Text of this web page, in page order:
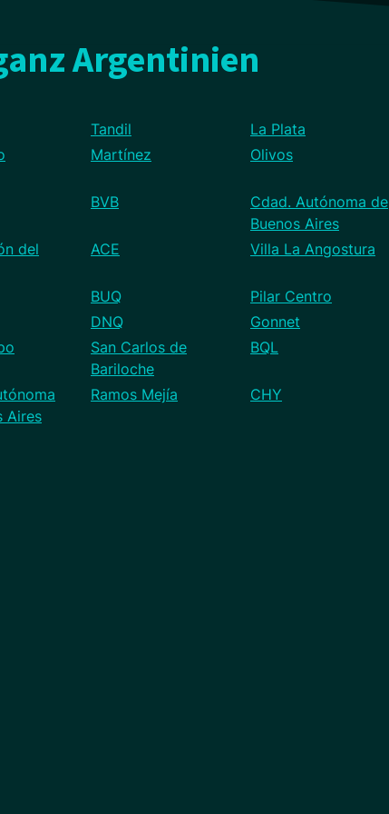
Argentinien
Tandil La Plata
Martínez Olivos
BVB
Cdad. Autónoma de
Buenos Aires
del
ACE Villa La Angostura
BUQ Pilar Centro
DNQ Gonnet
San Carlos de
Bariloche
BQL
Aires
Ramos Mejía CHY